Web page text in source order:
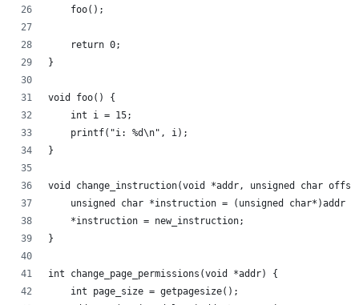
    foo();
    return 0;
}
void foo() {
    int i = 15;
    printf("i: %d\n", i);
}
void change_instruction(void *addr, unsigned char
unsigned char *instruction = (unsigned char*)addr
    *instruction = new_instruction;
}
int change_page_permissions(void *addr) {
    int page_size = getpagesize();